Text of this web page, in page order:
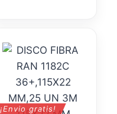
¡Envio gratis!